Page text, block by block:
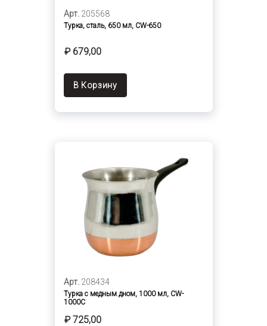
Арт. 205568
Турка, сталь, 650 мл, CW-650
₽ 679,00
В Корзину
Арт. 208434
Турка с медным дном, 1000 мл, CW-
1000C
₽ 725,00